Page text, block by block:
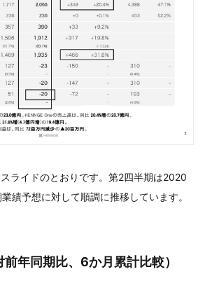
ライドのとおりです。第2四半期は2020
績予想に対して順調に推移しています。
年同期比、6か月累計比較）